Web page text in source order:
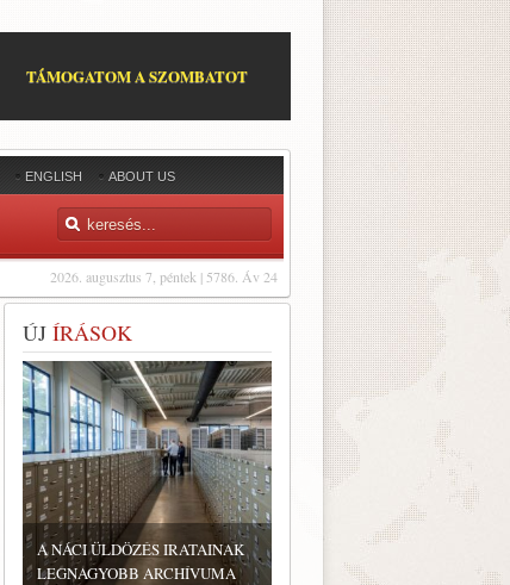
TÁMOGATOM A SZOMBATOT
ENGLISH ABOUT US
2026. augusztus 7, péntek | 5786. Áv 24
ÚJ ÍRÁSOK
A NÁCI ÜLDÖZÉS IRATAINAK
LEGNAGYOBB ARCHÍVUMA